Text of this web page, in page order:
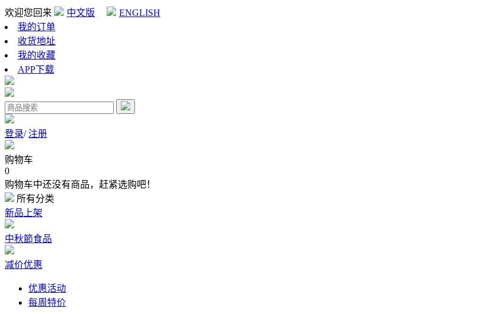
欢迎您回来 中文版
ENGLISH
我的订单
收货地址
我的收藏
APP下载
登录/注册
购物车
0
购物车中还没有商品，赶紧选购吧！
所有分类
新品上架
中秋節食品
减价优惠
优惠活动
每周特价